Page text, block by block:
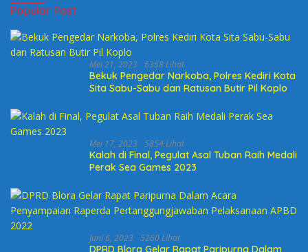
Popular Post
Mei 21, 2023 6368 Lihat
Bekuk Pengedar Narkoba, Polres Kediri Kota
Sita Sabu-Sabu dan Ratusan Butir Pil Koplo
Mei 17, 2023 5854 Lihat
Kalah di Final, Pegulat Asal Tuban Raih Medali
Perak Sea Games 2023
Juni 6, 2023 5260 Lihat
DPRD Blora Gelar Rapat Paripurna Dalam